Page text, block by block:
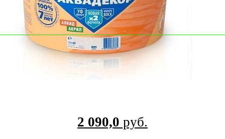
2 090,0 руб.